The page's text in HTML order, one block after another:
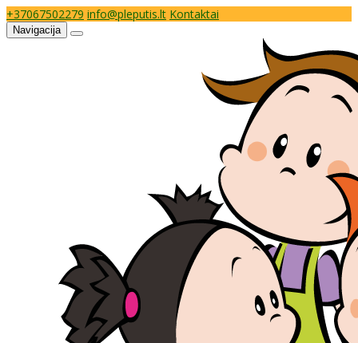
+37067502279 info@pleputis.lt Kontaktai
Navigacija